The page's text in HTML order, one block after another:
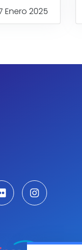
Enero 2025